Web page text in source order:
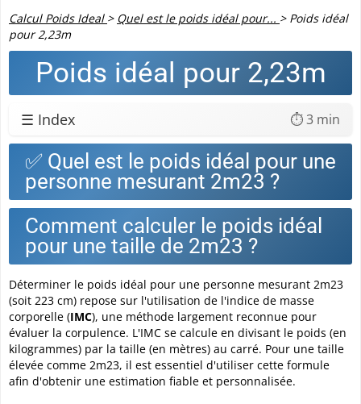
Calcul Poids Ideal > Quel est le poids idéal pour... > Poids idéal
pour 2,23m
Poids idéal pour 2,23m
☰ Index ⏱️ 3 min
✅ Quel est le poids idéal pour une
personne mesurant 2m23 ?
Comment calculer le poids idéal
pour une taille de 2m23 ?
Déterminer le poids idéal pour une personne mesurant 2m23
(soit 223 cm) repose sur l'utilisation de l'indice de masse
corporelle (IMC), une méthode largement reconnue pour
évaluer la corpulence. L'IMC se calcule en divisant le poids (en
kilogrammes) par la taille (en mètres) au carré. Pour une taille
élevée comme 2m23, il est essentiel d'utiliser cette formule
afin d'obtenir une estimation fiable et personnalisée.